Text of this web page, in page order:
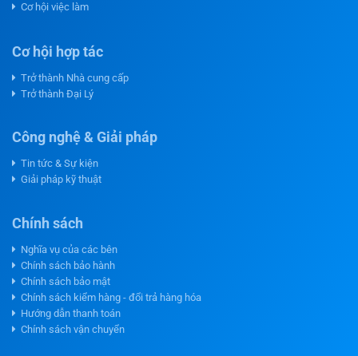
Cơ hội việc làm
Cơ hội hợp tác
Trở thành Nhà cung cấp
Trở thành Đại Lý
Công nghệ & Giải pháp
Tin tức & Sự kiện
Giải pháp kỹ thuật
Chính sách
Nghĩa vụ của các bên
Chính sách bảo hành
Chính sách bảo mật
Chính sách kiểm hàng - đổi trả hàng hóa
Hướng dẫn thanh toán
Chính sách vận chuyển